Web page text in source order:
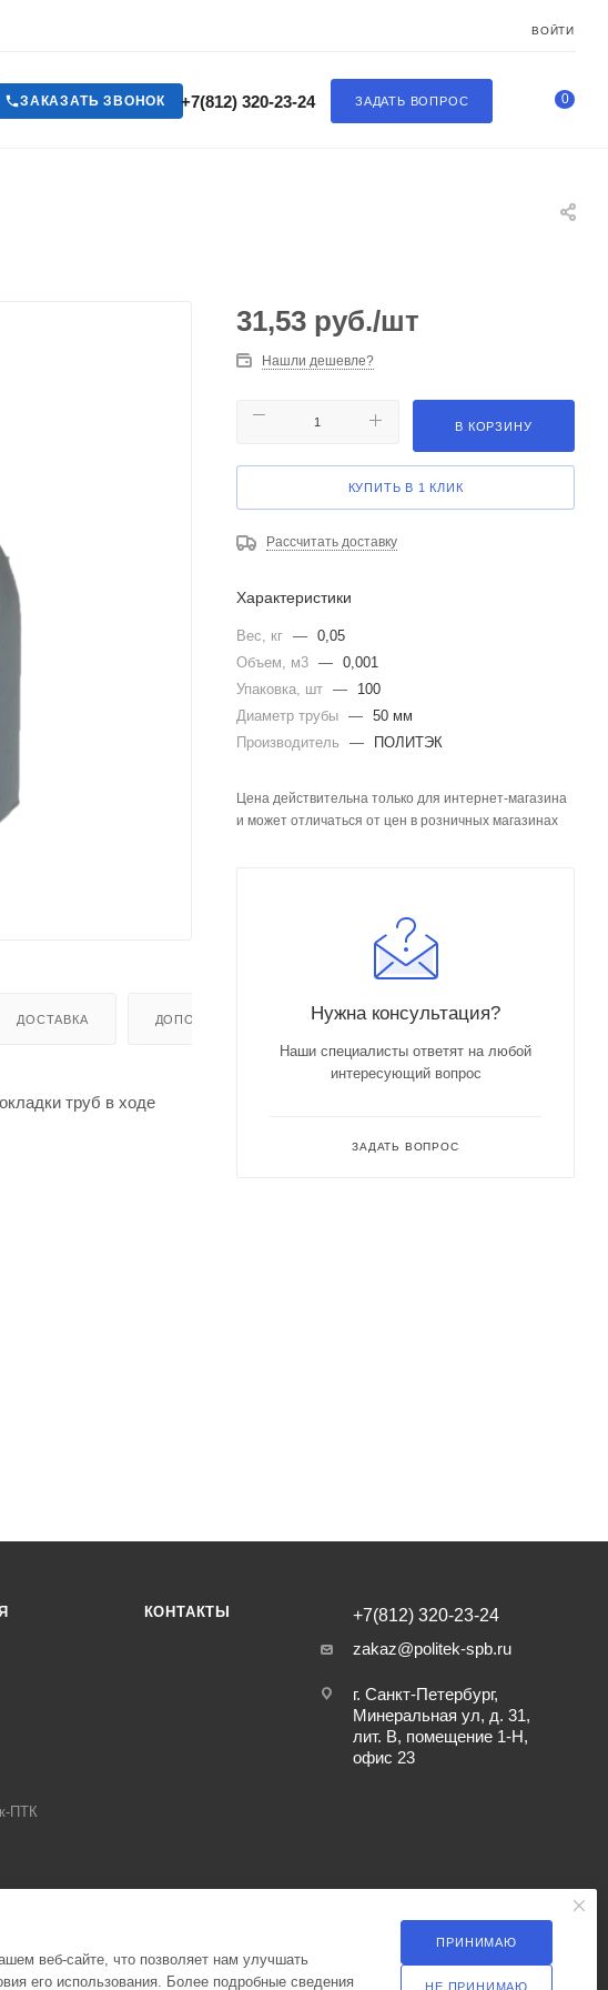
ВОЙТИ
ЗАДАТЬ ВОПРОС
+7(812) 320-23-24
ЗАКАЗАТЬ ЗВОНОК 0
ДОСТАВКА ДОПОЛНИТЕЛЬНО
труб в ходе
31,53 руб./шт
Нашли дешевле?
В КОРЗИНУ
КУПИТЬ В 1 КЛИК
Рассчитать доставку
Характеристики
Вес, кг — 0,05
Объем, м3 — 0,001
Упаковка, шт —
100
Диаметр трубы — 50 мм
Производитель
— ПОЛИТЭК
Цена действительна только для интернет-магазина
и может отличаться от цен в розничных магазинах
Нужна консультация?
Наши специалисты ответят на любой
интересующий вопрос
ЗАДАТЬ ВОПРОС
ПТК
КОНТАКТЫ
+7(812) 320-23-24
zakaz@politek-spb.ru
г. Санкт-Петербург,
Минеральная ул, д. 31,
лит. В, помещение 1-Н,
офис 23
веб-сайте, что позволяет нам улучшать
его использования. Более подробные сведения
ПРИНИМАЮ
НЕ ПРИНИМАЮ